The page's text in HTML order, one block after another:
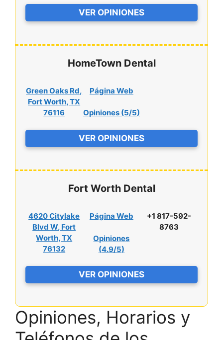
VER OPINIONES
HomeTown Dental
Green Oaks Rd,
Fort Worth, TX
76116
Página Web
Opiniones (5/5)
VER OPINIONES
Fort Worth Dental
4620 Citylake
Blvd W, Fort
Worth, TX
76132
Página Web
Opiniones
(4.9/5)
+1 817-592-
8763
VER OPINIONES
Opiniones, Horarios y